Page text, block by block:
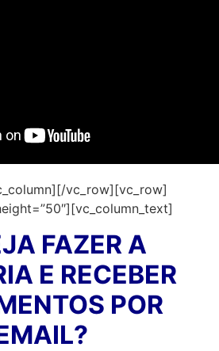
vc_row][vc_row]
FAZER A
E RECEBER
POR